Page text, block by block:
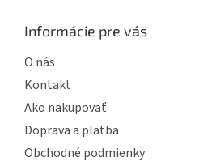
Informácie pre vás
O nás
Kontakt
Ako nakupovať
Doprava a platba
Obchodné podmienky